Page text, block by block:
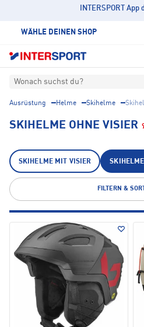
INTERSPORT
WÄHLE DEINEN SHOP
Wonach suchst du?
Ausrüstung Helme Skihelme
SKIHELME OHNE VISIER
SKIHELME MIT VISIER
FILTERN &